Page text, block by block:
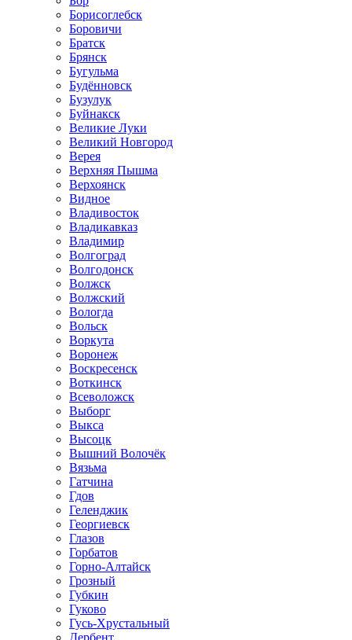
Борисоглебск
Боровичи
Братск
Брянск
Бугульма
Будённовск
Бузулук
Буйнакск
Великие Луки
Великий Новгород
Верея
Верхняя Пышма
Верхоянск
Видное
Владивосток
Владикавказ
Владимир
Волгоград
Волгодонск
Волжск
Волжский
Вологда
Вольск
Воркута
Воронеж
Воскресенск
Воткинск
Всеволожск
Выборг
Выкса
Высоцк
Вышний Волочёк
Вязьма
Гатчина
Гдов
Геленджик
Георгиевск
Глазов
Горбатов
Горно-Алтайск
Грозный
Губкин
Гуково
Гусь-Хрустальный
Дербент